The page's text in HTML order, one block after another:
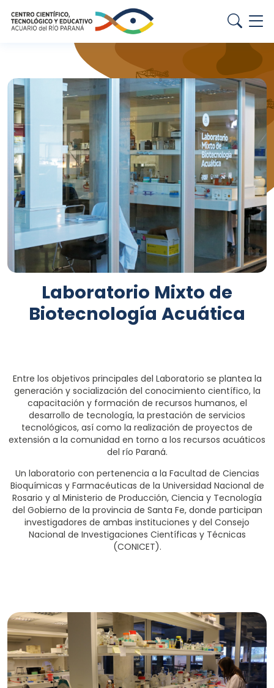
Laboratorio Mixto de
Biotecnología Acuática
Entre los objetivos principales del Laboratorio se plantea la
generación y socialización del conocimiento científico, la
capacitación y formación de recursos humanos, el
desarrollo de tecnología, la prestación de servicios
tecnológicos, así como la realización de proyectos de
extensión a la comunidad en torno a los recursos acuáticos
del río Paraná.
Un laboratorio con pertenencia a la Facultad de Ciencias
Bioquímicas y Farmacéuticas de la Universidad Nacional de
Rosario y al Ministerio de Producción, Ciencia y Tecnología
del Gobierno de la provincia de Santa Fe, donde participan
investigadores de ambas instituciones y del Consejo
Nacional de Investigaciones Científicas y Técnicas
(CONICET).